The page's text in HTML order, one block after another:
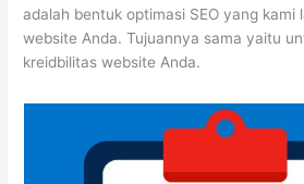
adalah bentuk optimasi SEO yang kami
website Anda. Tujuannya sama yaitu
kreidbilitas website Anda.